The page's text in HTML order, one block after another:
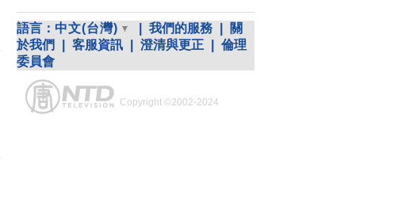
語言： 中文(台灣) 我們的服務
關
於我們
客服資訊 澄清與更正
倫理
委員會
Copyright ©2002-2024